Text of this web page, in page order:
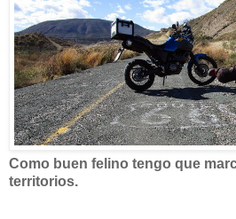
Como buen felino tengo que
territorios.